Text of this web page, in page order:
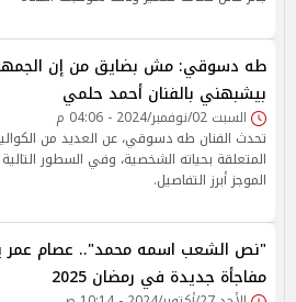
طه دسوقي: مش بضايق من إن
بيشبهني بالفنان أحمد حلمي
السبت 02/نوفمبر/2024 - 04:06 م
تحدث الفنان طه دسوقي، عن العديد من
المتعلقة بحياته الشخصية، وفي السطور
الموجز أبرز التفاصيل.
"نص الشعب اسمه محمد".. عصام عمر
مفاجأة جديدة في رمضان 2025